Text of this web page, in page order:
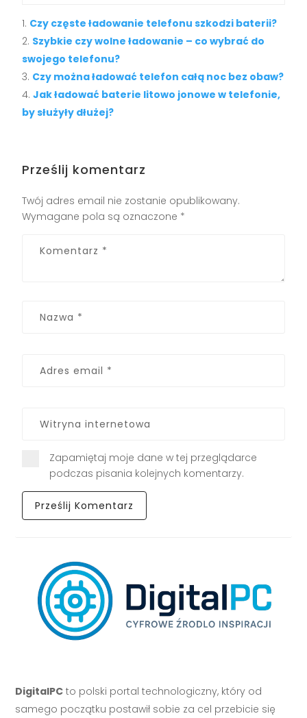
Czy częste ładowanie telefonu szkodzi baterii?
Szybkie czy wolne ładowanie – co wybrać do
swojego telefonu?
Czy można ładować telefon całą noc bez obaw?
Jak ładować baterie litowo jonowe w telefonie,
by służyły dłużej?
Prześlij komentarz
Twój adres email nie zostanie opublikowany.
Wymagane pola są oznaczone *
Zapamiętaj moje dane w tej przeglądarce
podczas pisania kolejnych komentarzy.
DigitalPC to polski portal technologiczny, który od
samego początku postawił sobie za cel przebicie się